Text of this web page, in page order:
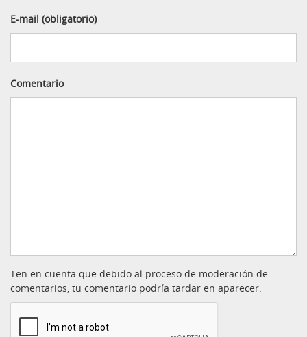
E-mail (obligatorio)
Comentario
Ten en cuenta que debido al proceso de moderación de
comentarios, tu comentario podría tardar en aparecer.